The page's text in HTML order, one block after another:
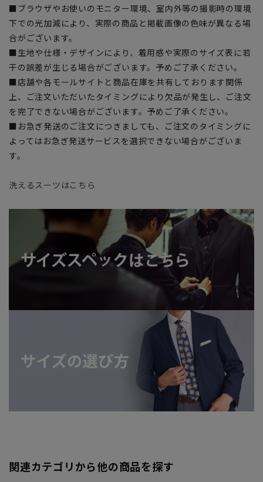
■ブラウザやお使いのモニター環境、室内外等の撮影時の環境
下での光加減により、実際の商品と掲載画像の色味が異なる場
合がございます。
■生地や仕様・デザインにより、着用感や実際のサイズ表に若
干の誤差が生じる場合がございます。予めご了承ください。
■店舗や各モールサイトと商品在庫を共有しております関係
上、ご注文いただいたタイミングにより欠品が発生し、ご注文
を完了できない場合がございます。予めご了承ください。
■お急ぎ発送のご注文につきましても、ご注文のタイミングに
よってはお急ぎ発送サービスを選択できない場合がございま
す。
洗えるスーツはこちら
関連カテゴリから他の商品を探す